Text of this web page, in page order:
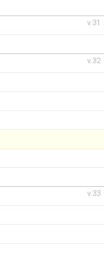
v.31
v.32
v.33